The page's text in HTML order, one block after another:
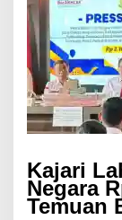
Kajari
Negara
Temuan